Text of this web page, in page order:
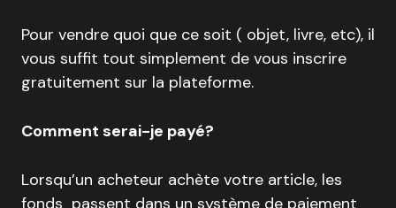
Pour vendre quoi que ce soit ( objet, livre, etc), il
vous suffit tout simplement de vous inscrire
gratuitement sur la plateforme.
Comment serai-je payé?
Lorsqu’un acheteur achète votre article, les
fonds passent dans un système de paiement